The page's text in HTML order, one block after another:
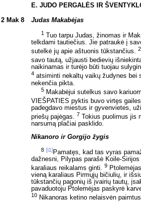
E. JUDO PERGALĖS IR
2 Mak 8 Judas Makabėjas
1 Tuo tarpu Judas, žinomas ir
telkdami tautiečius. Jie patraukė į
sutelkė jų apie aštuonis tūkstančius. 2
savo tautą, užjausti bedievių
naikinamas ir turėjo būti tuojau
4 atsiminti nekaltų vaikų žudynes bei
nekenčia pikta.
5 Makabėjui sutelkus savo
VIEŠPATIES pyktis buvo virtęs
padegdavo miestus ir gyvenvietes,
priešų pajėgas. 7 Tokius puolimus jis
narsumą plačiai pasklido.
Nikanoro ir Gorgijo žygis
8 [i1]Pamatęs, kad tas vyras
dažnesni, Pilypas parašė Koile-
karaliaus reikalams ginti. 9
vieną karaliaus Pirmųjų bičiulių, ir
tūkstančių pagonių iš įvairių tautų,
pavaduotoju Ptolemėjas paskyrė
10 Nikanoras ketino nelaisvėn